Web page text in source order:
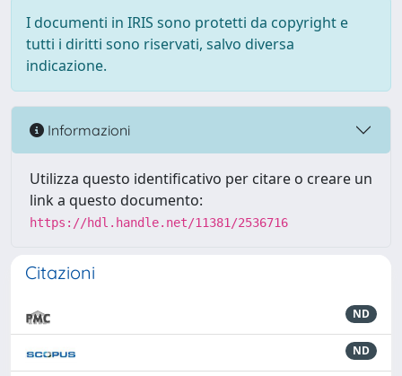
I documenti in IRIS sono protetti da copyright e
tutti i diritti sono riservati, salvo diversa
indicazione.
Informazioni
Utilizza questo identificativo per citare o creare un
link a questo documento:
https://hdl.handle.net/11381/2536716
Citazioni
ND
ND